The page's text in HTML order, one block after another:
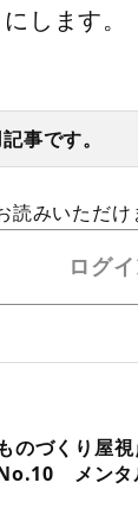
します。
事です。
みいただけ
ログ
ものづくり屋
メンタ